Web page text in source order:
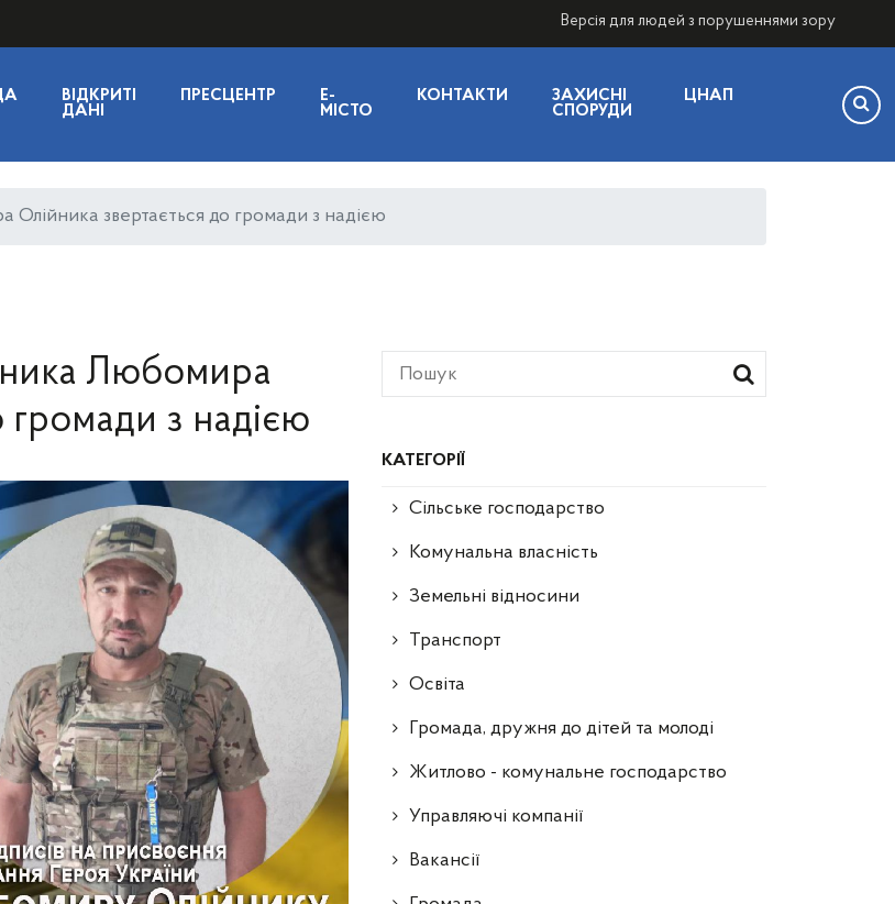
Версія для людей з порушеннями зору
ВІДКРИТІ
ДАНІ
ПРЕСЦЕНТР
E-
МІСТО
КОНТАКТИ
ЗАХИСНІ
СПОРУДИ
ЦНАП
звертається до громади з надією
КАТЕГОРІЇ
Сільське господарство
Комунальна власність
Земельні відносини
Транспорт
Освіта
Громада, дружня до дітей та молоді
Житлово - комунальне господарство
Управляючі компанії
Ваканcії
Любомира
громади з надією